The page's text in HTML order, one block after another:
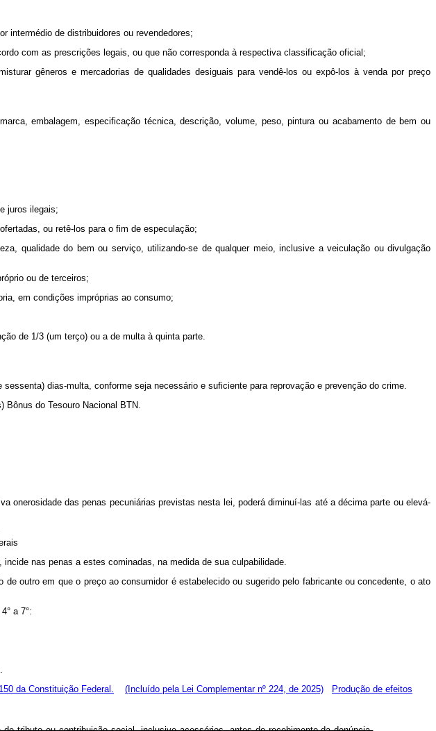
intermédio de distribuidores ou revendedores;
com as prescrições legais, ou que não corresponda à respectiva classificação oficial;
gêneros e mercadorias de qualidades desiguais para vendê-los ou expô-los à venda por preço
embalagem, especificação técnica, descrição, volume, peso, pintura ou acabamento de bem ou
juros ilegais;
ou retê-los para o fim de especulação;
qualidade do bem ou serviço, utilizando-se de qualquer meio, inclusive a veiculação ou divulgação
ou de terceiros;
em condições impróprias ao consumo;
de 1/3 (um terço) ou a de multa à quinta parte.
dias-multa, conforme seja necessário e suficiente para reprovação e prevenção do crime.
Bônus do Tesouro Nacional BTN.
das penas pecuniárias previstas nesta lei, poderá diminuí-las até a décima parte ou elevá-
nas penas a estes cominadas, na medida de sua culpabilidade.
outro em que o preço ao consumidor é estabelecido ou sugerido pelo fabricante ou concedente, o ato
a 7°:
da Constituição Federal. (Incluído pela Lei Complementar nº 224, de 2025)
Produção de efeitos